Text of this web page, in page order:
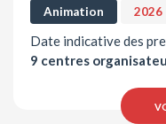
Animation
2026
Date indicative des
9 centres